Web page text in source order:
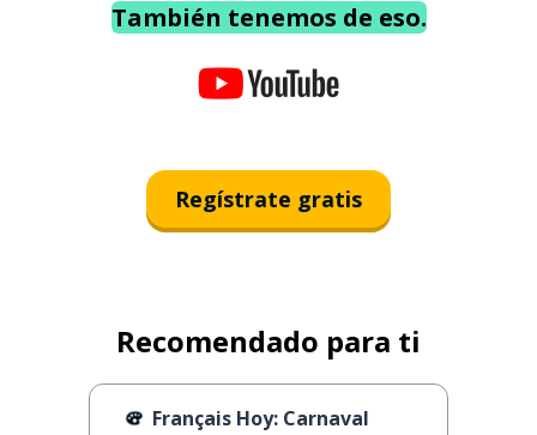
También tenemos de eso.
Regístrate gratis
Recomendado para ti
Français Hoy: Carnaval